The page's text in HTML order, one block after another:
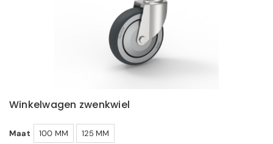
Winkelwagen zwenkwiel
Maat 100 MM
125 MM